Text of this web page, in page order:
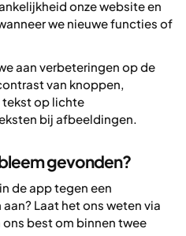
onze website en
we nieuwe functies of
aan verbeteringen op de
van knoppen,
tekst op lichte
bij afbeeldingen.
gevonden?
de app tegen een
Laat het ons weten via
ons best om binnen twee